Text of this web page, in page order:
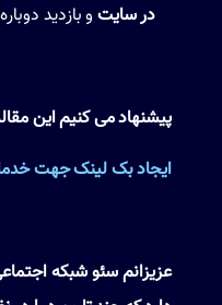
در سایت و بازدید
پیشنهاد می کنیم این
ایجاد بک لینک جهت
عزیزانم سئو شبکه